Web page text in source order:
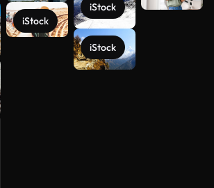
iStock
iStock
iStock